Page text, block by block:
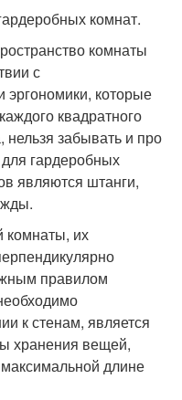
комнат.
комнаты
с
которые
квадратного
нельзя забывать и про
гардеробных
являются штанги,
комнаты, их
правилом
к стенам, является
хранения вещей,
длине